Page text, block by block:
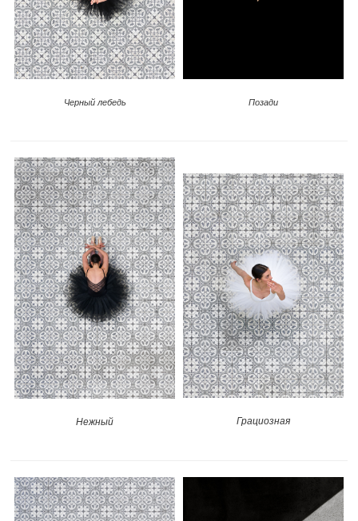
Черный лебедь Позади
Нежный Грациозная